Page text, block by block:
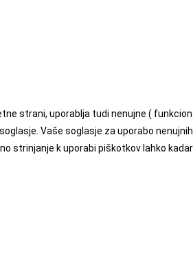
strani, uporablja tudi nenujne (
Vaše soglasje za uporabo
strinjanje k uporabi piškotkov lahko